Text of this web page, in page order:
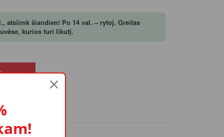
atsiimk šiandien! Po 14 val. – rytoj. Greitas
kurios turi likutį.